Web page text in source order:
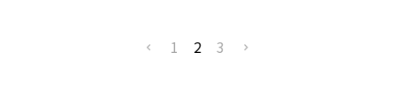
1 2 3